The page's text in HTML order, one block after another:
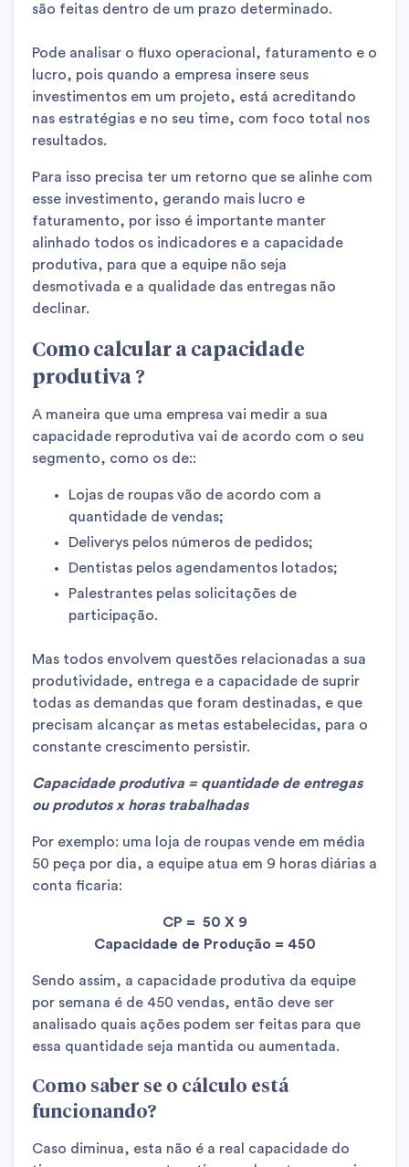
são feitas dentro de um prazo determinado.
Pode analisar o fluxo operacional, faturamento e o
lucro, pois quando a empresa insere seus
investimentos em um projeto, está acreditando
nas estratégias e no seu time, com foco total nos
resultados.
Para isso precisa ter um retorno que se alinhe com
esse investimento, gerando mais lucro e
faturamento, por isso é importante manter
alinhado todos os indicadores e a capacidade
produtiva, para que a equipe não seja
desmotivada e a qualidade das entregas não
declinar.
Como calcular a capacidade
produtiva ?
A maneira que uma empresa vai medir a sua
capacidade reprodutiva vai de acordo com o seu
segmento, como os de::
Lojas de roupas vão de acordo com a
quantidade de vendas;
Deliverys pelos números de pedidos;
Dentistas pelos agendamentos lotados;
Palestrantes pelas solicitações de
participação.
Mas todos envolvem questões relacionadas a sua
produtividade, entrega e a capacidade de suprir
todas as demandas que foram destinadas, e que
precisam alcançar as metas estabelecidas, para o
constante crescimento persistir.
Capacidade produtiva = quantidade de entregas
ou produtos x horas trabalhadas
Por exemplo: uma loja de roupas vende em média
50 peça por dia, a equipe atua em 9 horas diárias a
conta ficaria:
CP = 50 X 9
Capacidade de Produção = 450
Sendo assim, a capacidade produtiva da equipe
por semana é de 450 vendas, então deve ser
analisado quais ações podem ser feitas para que
essa quantidade seja mantida ou aumentada.
Como saber se o cálculo está
funcionando?
Caso diminua, esta não é a real capacidade do